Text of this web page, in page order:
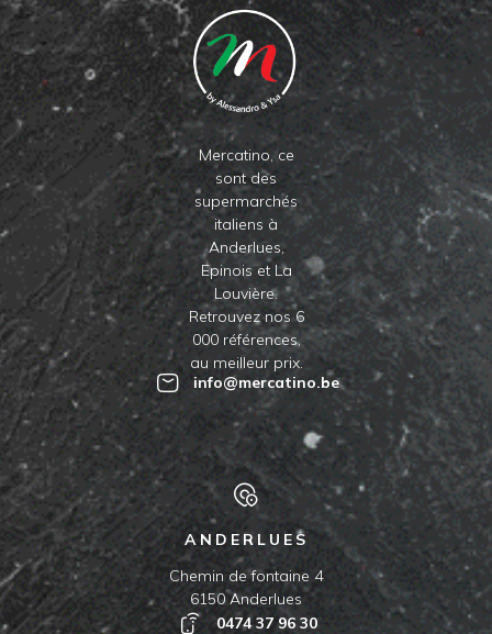
Mercatino, ce
sont des
supermarchés
italiens à
Anderlues,
Epinois et La
Louvière.
Retrouvez nos 6
000 références,
au meilleur prix.
info@mercatino.be
ANDERLUES
Chemin de fontaine 4
6150 Anderlues
0474 37 96 30